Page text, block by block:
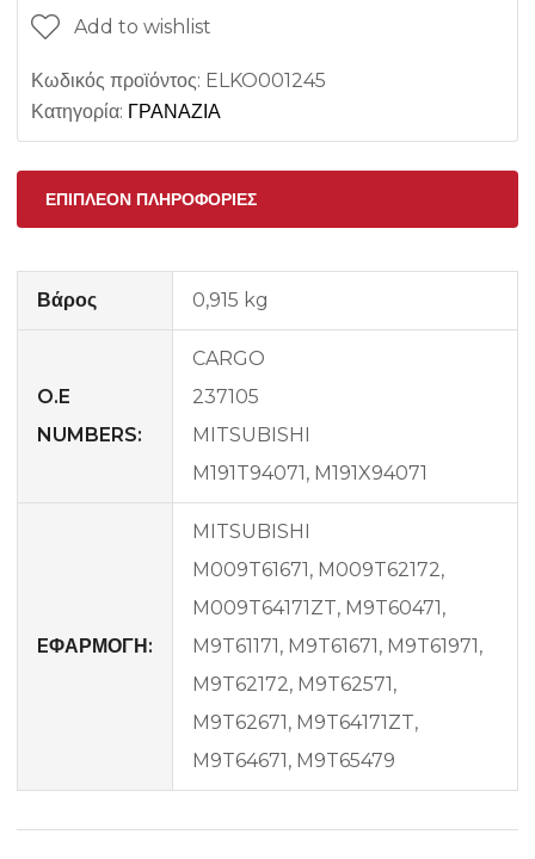
Add to wishlist
Κωδικός προϊόντος: ELKO001245
Κατηγορία: ΓΡΑΝΑΖΙΑ
ΕΠΙΠΛΈΟΝ ΠΛΗΡΟΦΟΡΊΕΣ
Βάρος 0,915 kg
O.E
NUMBERS:
CARGO
237105
MITSUBISHI
M191T94071, M191X94071
EΦΑΡΜΟΓΗ:
MITSUBISHI
M009T61671, M009T62172,
M009T64171ZT, M9T60471,
M9T61171, M9T61671, M9T61971,
M9T62172, M9T62571,
M9T62671, M9T64171ZT,
M9T64671, M9T65479